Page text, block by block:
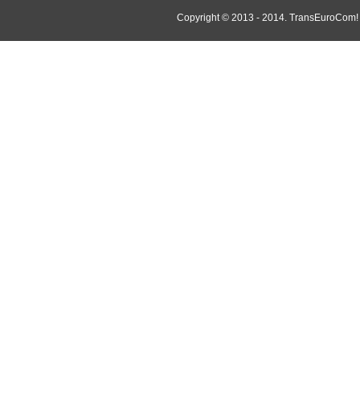
Copyright © 2013 - 2014.